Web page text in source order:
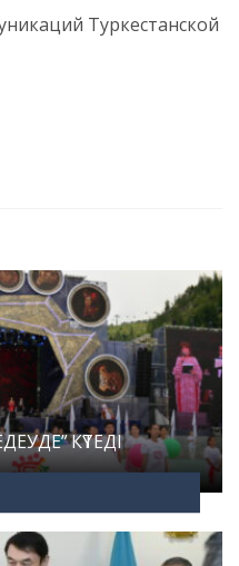
Туркестанской
КҮТЕДІ